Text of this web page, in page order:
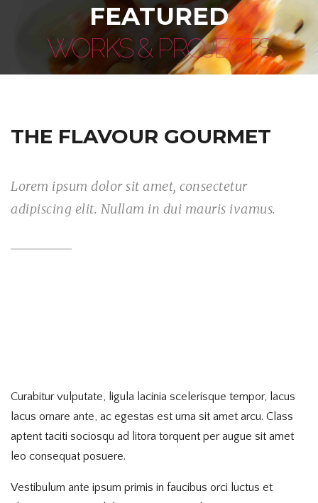
FEATURED
WORKS & PROJECTS
THE FLAVOUR GOURMET
Lorem ipsum dolor sit amet, consectetur
adipiscing elit. Nullam in dui mauris ivamus.
Curabitur vulputate, ligula lacinia scelerisque tempor, lacus
lacus ornare ante, ac egestas est urna sit amet arcu. Class
aptent taciti sociosqu ad litora torquent per augue sit amet
leo consequat posuere.
Vestibulum ante ipsum primis in faucibus orci luctus et